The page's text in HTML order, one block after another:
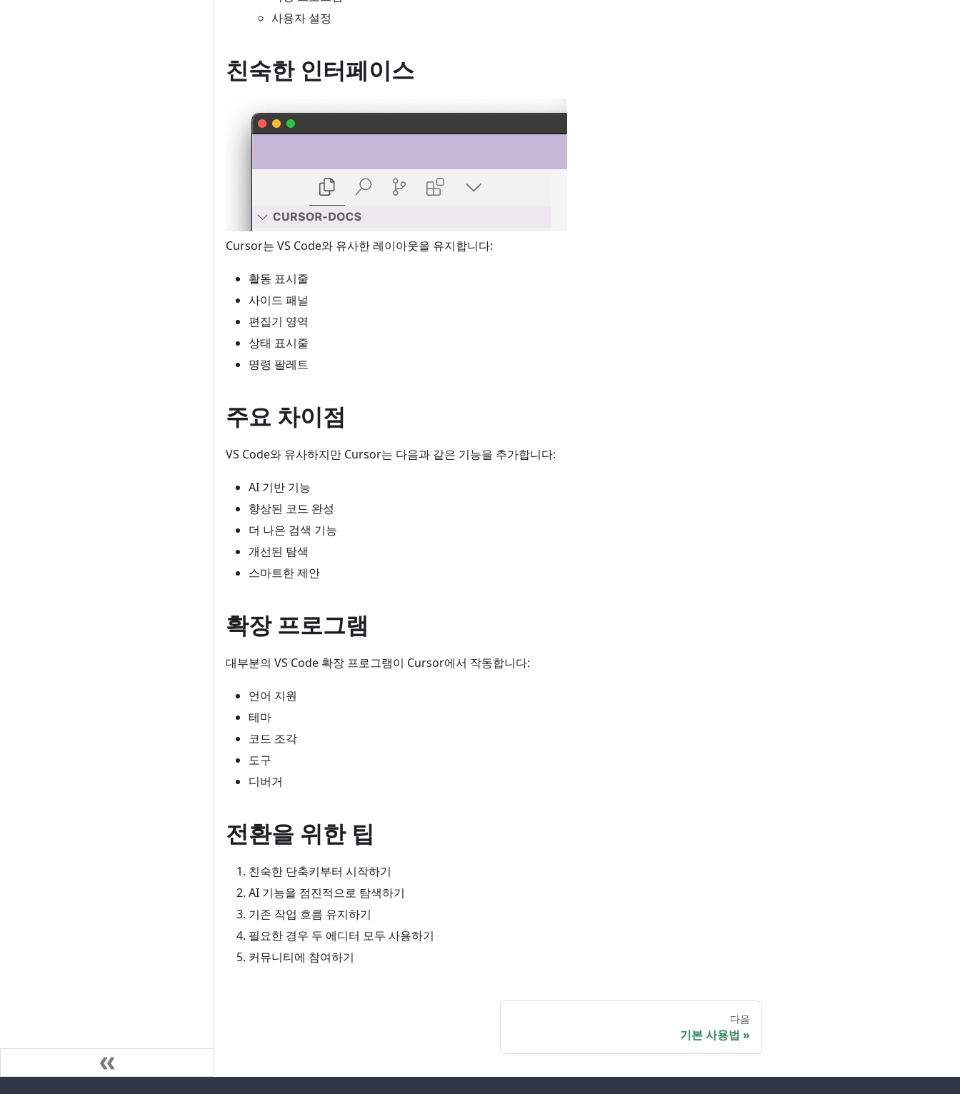
사용자 설정
친숙한 인터페이스
Cursor는 VS Code와 유사한 레이아웃을 유지합니다:
활동 표시줄
사이드 패널
편집기 영역
상태 표시줄
명령 팔레트
주요 차이점
VS Code와 유사하지만 Cursor는 다음과 같은 기능을 추가합니다:
AI 기반 기능
향상된 코드 완성
더 나은 검색 기능
개선된 탐색
스마트한 제안
확장 프로그램
대부분의 VS Code 확장 프로그램이 Cursor에서 작동합니다:
언어 지원
테마
코드 조각
도구
디버거
전환을 위한 팁
친숙한 단축키부터 시작하기
AI 기능을 점진적으로 탐색하기
기존 작업 흐름 유지하기
필요한 경우 두 에디터 모두 사용하기
커뮤니티에 참여하기
다음
기본 사용법